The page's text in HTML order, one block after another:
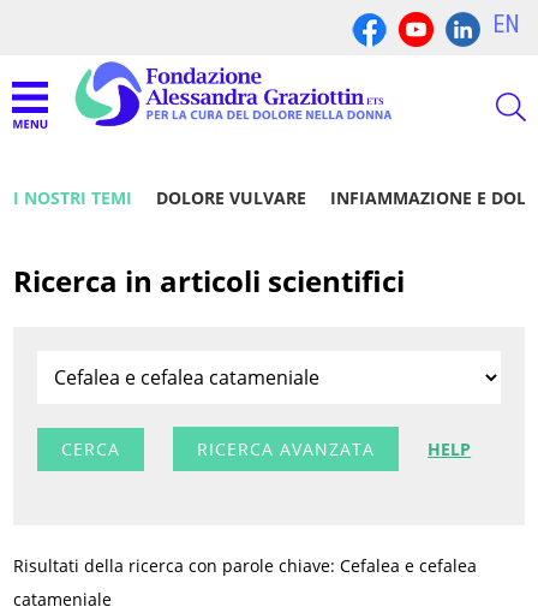
EN
I NOSTRI TEMI DOLORE VULVARE INFIAMMAZIONE E
Ricerca in articoli scientifici
RICERCA AVANZATA HELP
Risultati della ricerca con parole chiave: Cefalea e cefalea
catameniale